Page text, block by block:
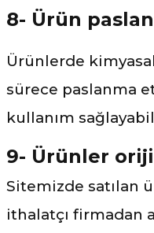
8- Ürün
Ürünlerde
sürece paslanma
kullanım
9- Ürünler
Sitemizde satılan
ithalatçı firmadan